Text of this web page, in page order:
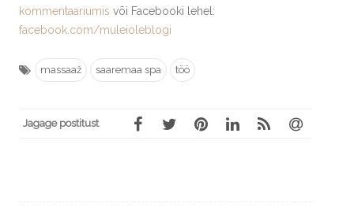
kommentaariumis või Facebooki lehel:
facebook.com/muleioleblogi
massaaž saaremaa spa töö
Jagage postitust